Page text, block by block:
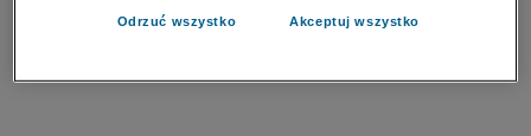
przetwarzaniu danych osobowych w celu dostarczania i prezentacji reklam i
Odrzuć wszystko Akceptuj wszystko